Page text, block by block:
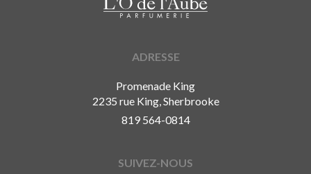
ADRESSE
Promenade King
2235 rue King, Sherbrooke
819 564-0814
SUIVEZ-NOUS